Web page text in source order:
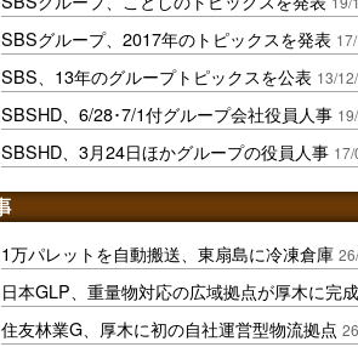
SBSグループ、2017年のトピックスを発表
SBS、13年のグループトピックスを公表 13/
SBSHD、6/28･7/1付グループ会社役員人事
SBSHD、3月24日ほかグループの役員人事
1万パレットを自動搬送、東扇島に冷凍倉庫
日本GLP、重量物対応の広域拠点が厚木に完成
住友林業G、厚木に初の自社運営型物流拠点